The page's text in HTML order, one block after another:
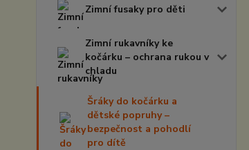
Zimní fusaky pro děti
Zimní rukavníky ke
kočárku – ochrana rukou v
chladu
Šráky do kočárku a
dětské popruhy –
bezpečnost a pohodlí
pro dítě